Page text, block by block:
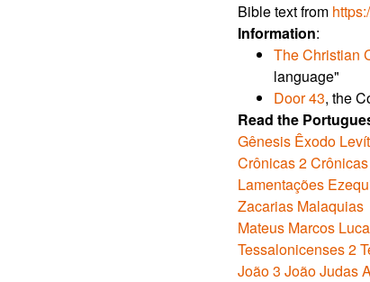
Bible text from
Information:
The Christian
language"
Door 43, the
Read the
Gênesis Êxodo
Crônicas2 Crônicas
Lamentações
Zacarias Malaquias
Mateus Marcos
Tessalonicenses2
João3 JoãoJudas